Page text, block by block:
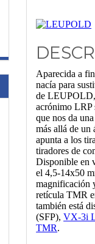
Aparecida a
nacía para
de
acrónimo LRP
que nos da
más allá de un
apunta a los
tiradores de
Disponible en
el 4,5-14x50
magnificación
retícula TMR
también está
(SFP),VX-3i
TMR.